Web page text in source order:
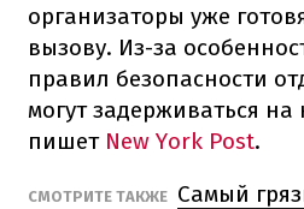
организаторы уже
вызову. Из-за
правил безопасности
могут задерживаться на
пишет New York Post.
СМОТРИТЕ ТАКЖЕ Самый